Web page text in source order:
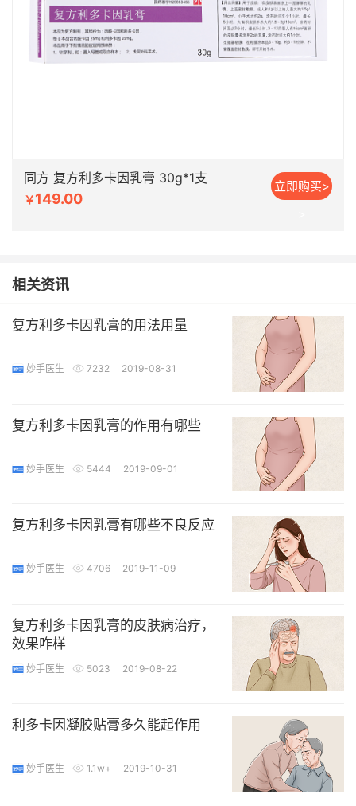
同方 复方利多卡因乳膏 30g*1支
￥149.00
立即购买>
相关资讯
复方利多卡因乳膏的用法用量
妙手医生 7232 2019-08-31
复方利多卡因乳膏的作用有哪些
妙手医生 5444 2019-09-01
复方利多卡因乳膏有哪些不良反应
妙手医生 4706 2019-11-09
复方利多卡因乳膏的皮肤病治疗，
效果咋样
妙手医生 5023 2019-08-22
利多卡因凝胶贴膏多久能起作用
妙手医生 1.1w+ 2019-10-31